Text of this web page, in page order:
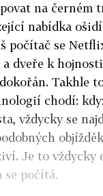
na černém
nabídka
počítač se
a dveře k
Takhle
chodí:
vždycky se
Je to vždycky
se počítá.